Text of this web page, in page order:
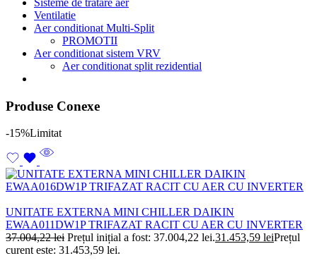
Sisteme de tratare aer
Ventilatie
Aer conditionat Multi-Split
PROMOTII
Aer conditionat sistem VRV
Aer conditionat split rezidential
Produse Conexe
-15%Limitat
UNITATE EXTERNA MINI CHILLER DAIKIN
EWAA011DW1P TRIFAZAT RACIT CU AER CU INVERTER
37.004,22lei Prețul inițial a fost: 37.004,22 lei.31.453,59 leiPrețul
curent este: 31.453,59 lei.